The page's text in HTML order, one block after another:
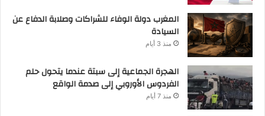
المغرب دولة الوفاء للشراكات وصلابة الدفاع عن
السيادة
منذ 3 أيام
الهجرة الجماعية إلى سبتة عندما يتحول حلم
الفردوس الأوروبي إلى صدمة الواقع
منذ 7 أيام